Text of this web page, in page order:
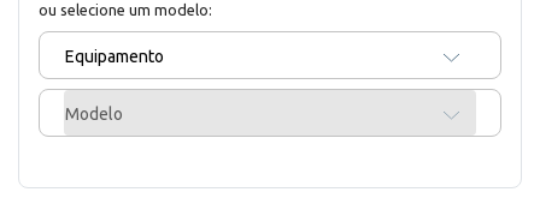
ou selecione um modelo:
Equipamento
Modelo